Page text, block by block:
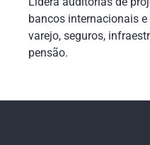
bancos internacionais
varejo, seguros,
pensão.